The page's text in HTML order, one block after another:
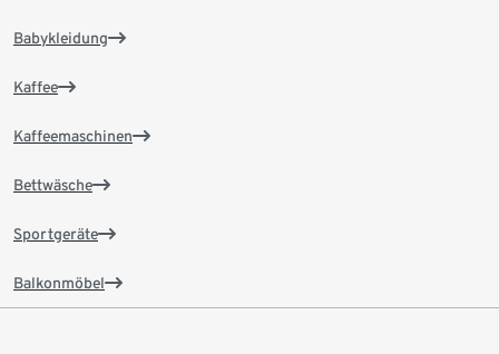
Babykleidung
Kaffee
Kaffeemaschinen
Bettwäsche
Sportgeräte
Balkonmöbel